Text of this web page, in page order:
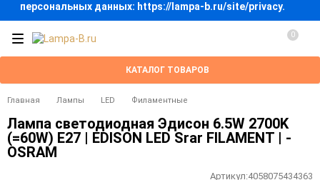
персональных данных: https://lampa-b.ru/site/privacy.
КАТАЛОГ ТОВАРОВ
0
Главная Лампы LED Филаментные
Лампа светодиодная Эдисон 6.5W 2700K
(=60W) E27 | EDISON LED Srar FILAMENT | -
OSRAM
Артикул:4058075434363